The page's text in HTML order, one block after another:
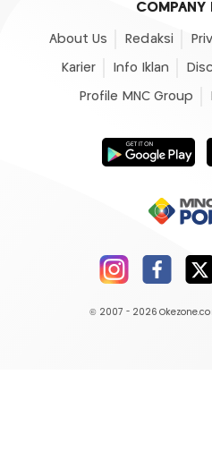
COMPANY
About Us Redaksi
Karier Info Iklan
Profile MNC Group
© 2007 - 2026